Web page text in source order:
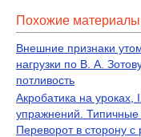
Похожие материалы
Внешние признаки
нагрузки по В. А.
потливость
Акробатика на уроках,
упражнений.
Переворот в сторону с